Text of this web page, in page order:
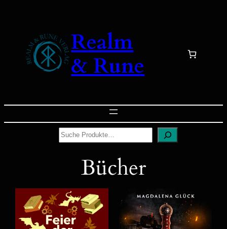
Realm
& Rune
Bücher